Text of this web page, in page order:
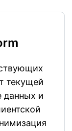
текущей
данных и